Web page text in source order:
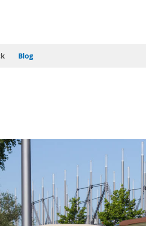
Blog